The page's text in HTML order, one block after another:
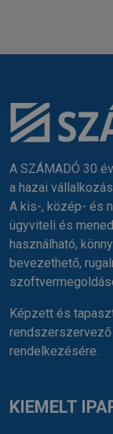
A SZÁMADÓ 30
a hazai
A kis-, közép- és
ügyviteli és
használható,
bevezethető,
Képzett és
rendelkezésére.
KIEMELT